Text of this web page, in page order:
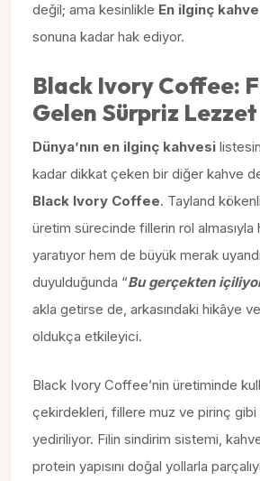
değil; ama kesinlikle En ilginç kahve
sonuna kadar hak ediyor.
Black Ivory Coffee:
Gelen Sürpriz Lezzet
Dünya’nın en ilginç kahvesi
kadar dikkat çeken bir diğer kahve
Black Ivory Coffee. Tayland
üretim sürecinde fillerin rol almasıyla
yaratıyor hem de büyük merak
duyulduğunda “Bu gerçekten
akla getirse de, arkasındaki hikâye
oldukça etkileyici.
Black Ivory Coffee’nin üretiminde
çekirdekleri, fillere muz ve pirinç
yediriliyor. Filin sindirim sistemi,
protein yapısını doğal yollarla